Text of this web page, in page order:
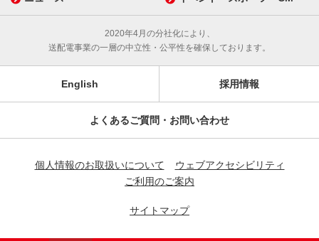
2020年4月の分社化により、
送配電事業の一層の中立性・公平性を確保しております。
English 採用情報
よくあるご質問・お問い合わせ
個人情報のお取扱いについて
ウェブアクセシビリティ
ご利用のご案内
サイトマップ